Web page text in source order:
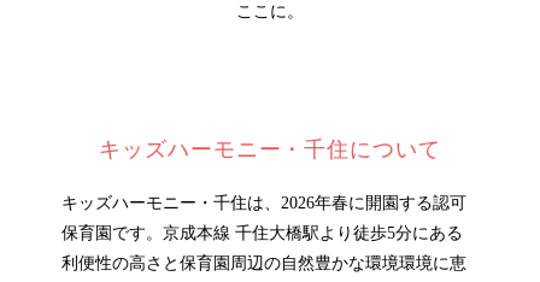
ここに。
キッズハーモニー・千住について
キッズハーモニー・千住は、2026年春に開園する認可
保育園です。京成本線 千住大橋駅より徒歩5分にある
利便性の高さと保育園周辺の自然豊かな環境環境に恵